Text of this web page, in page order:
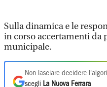
Sulla dinamica e le
in corso accertamenti da
municipale.
Non lasciare decidere
scegli La Nuova Ferrara